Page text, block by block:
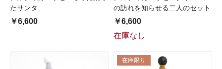
たサンタ
￥6,600
の訪れを知らせる二人のセット
￥6,600
在庫なし
在庫限り